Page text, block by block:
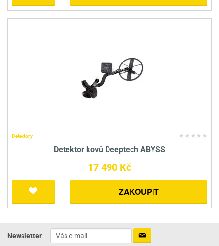
Detektory
Detektor kovů Deeptech ABYSS
17 490 Kč
ZAKOUPIT
Newsletter